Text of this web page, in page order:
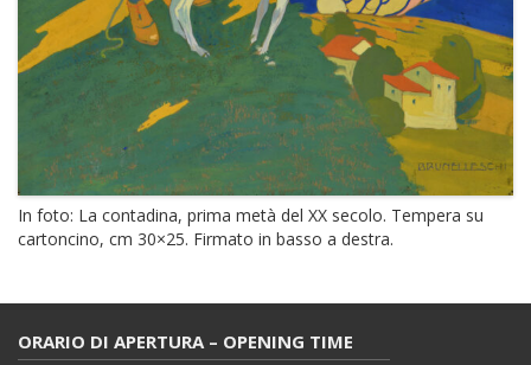
In foto: La contadina, prima metà del XX secolo. Tempera su
cartoncino, cm 30×25. Firmato in basso a destra.
ORARIO DI APERTURA – OPENING TIME